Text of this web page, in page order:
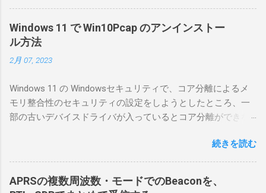
線局構築のために、真面目に使ってみること
くだろうと思ったのだが、ちっともそんなに
合は、下記のこれらものが必要である ICOMの
無線機。 今回は私が持っているIC-7300を使
う。 無線機側(サーバ側) のWindows PC。 今
を入れて使っている。 TPMとか入っているの
でBitLockerのDisk暗号化もでき、遠隔地で盗難
にあってもデータ流出の危険性が少ないかな
Windows 11 で Win10Pcap のアンインストー
ル方法
2月 07, 2023
Windows 11 の Windowsセキュリティで、コア分離によるメ
モリ整合性のセキュリティの設定をしようとしたところ、一
部の古いデバイスドライバが入っているとコア分離ができな
で利用する Win10Pcap.sys が入っているためにコア分離がで
きないとエラーが出ておりました。 アンインストールのプロ
グラムなどを走らせてもアンインストールできなかったの
で、どのように実行すればよいのか調べながら実施しまし
続きを読む
APRSの複数周波数・モードでのBeaconを、